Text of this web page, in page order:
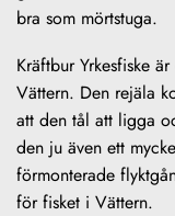
bra som mörtstuga.
Kräftbur Yrkesfiske
Vättern. Den rejäla
att den tål att ligga
den ju även ett
förmonterade
för fisket i Vättern.